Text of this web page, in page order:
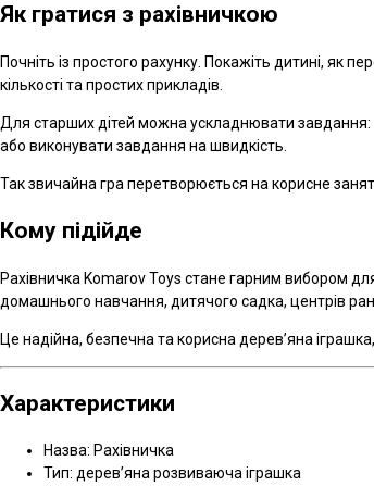
Як гратися з рахівничкою
Почніть із простого рахунку. Покажіть дитині, як
кількості та простих прикладів.
Для старших дітей можна ускладнювати завдання:
або виконувати завдання на швидкість.
Так звичайна гра перетворюється на корисне
Кому підійде
Рахівничка Komarov Toys стане гарним вибором
домашнього навчання, дитячого садка, центрів
Це надійна, безпечна та корисна дерев’яна
Характеристики
Назва: Рахівничка
Тип: дерев’яна розвиваюча іграшка